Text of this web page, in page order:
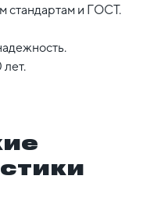
стандартам и ГОСТ.
лет.